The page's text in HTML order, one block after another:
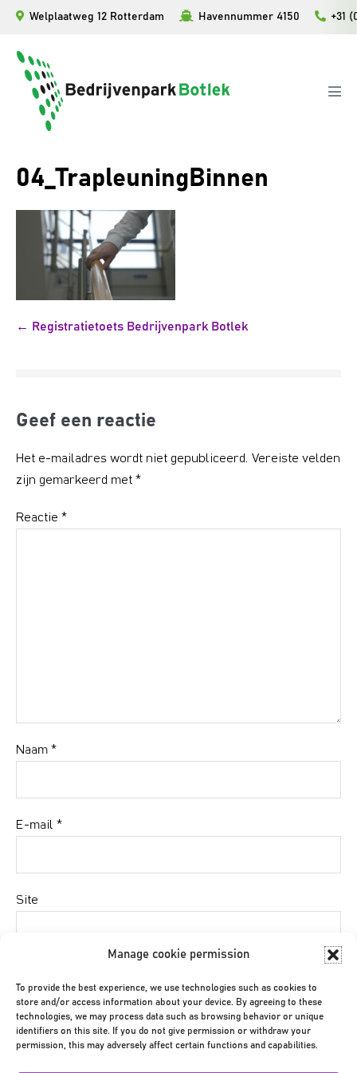
Manage cookie permission
To provide the best experience, we use technologies such as cookies to
store and/or access information about your device. By agreeing to these
technologies, we may process data such as browsing behavior or unique
identifiers on this site. If you do not give permission or withdraw your
permission, this may adversely affect certain functions and capabilities.
inhoud
Welplaatweg 12 Rotterdam Havennummer 4150 +31
04_TrapleuningBinnen
Bericht
← Registratietoets Bedrijvenpark Botlek
Geef een reactie
Het e-mailadres wordt niet gepubliceerd. Vereiste velden
zijn gemarkeerd met *
Reactie *
Naam *
E-mail *
Site
voor de volgende keer wanneer ik een reactie plaats.